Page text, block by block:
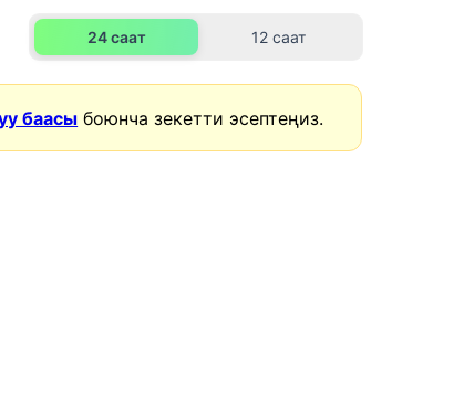
24 саат 12 саат
баасы боюнча зекетти эсептеңиз.